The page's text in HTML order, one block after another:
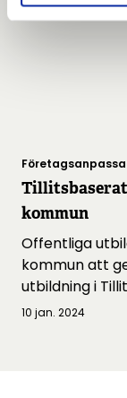
kommun
Offentliga
kommun att
utbildning i
10 jan. 2024